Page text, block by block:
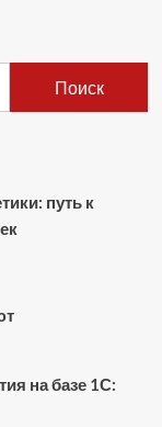
Поиск
путь к
на базе 1С: